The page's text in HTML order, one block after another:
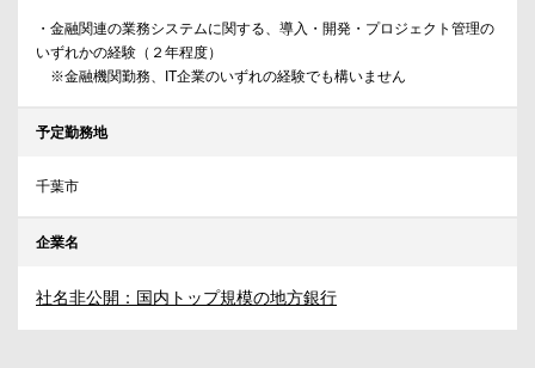
・金融関連の業務システムに関する、導入・開発・プロジェクト管理の
いずれかの経験（２年程度）
※金融機関勤務、IT企業のいずれの経験でも構いません
予定勤務地
千葉市
企業名
社名非公開：国内トップ規模の地方銀行